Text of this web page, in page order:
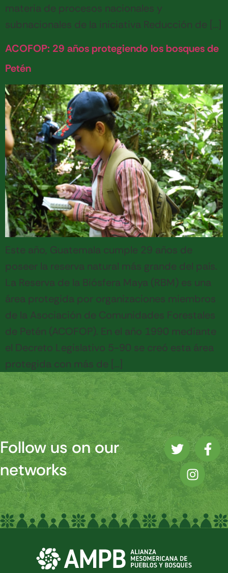
materia de procesos nacionales y
subnacionales de la iniciativa Reducción de […]
ACOFOP: 29 años protegiendo los bosques de
Petén
Este año, Guatemala cumple 29 años de
poseer la reserva natural más grande del país.
La Reserva de la Biósfera Maya (RBM) es una
área protegida por organizaciones miembros
de la Asociación de Comunidades Forestales
de Petén (ACOFOP). En el año 1990 mediante
el Decreto Legislativo 5-90 se creó esta área
protegida con más de […]
Follow us on our
networks